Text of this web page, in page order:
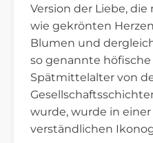
Version der Liebe,
wie gekrönten
Blumen und
so genannte höfische
Spätmittelalter von
wurde, wurde in
verständlichen